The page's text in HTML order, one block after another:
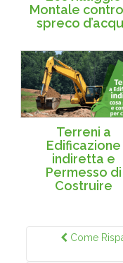
Montale
spreco
Terreni a
Edificazione
indiretta e
Permesso di
Costruire
Come